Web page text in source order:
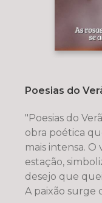
Poesias do
"Poesias do
obra poética
mais intensa. O
estação,
desejo que
A paixão surge